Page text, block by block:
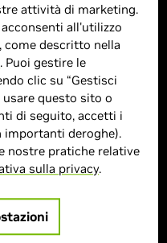
attività di marketing.
all'utilizzo
descritto nella
. Puoi gestire le
clic su “Gestisci
questo sito o
di seguito, accetti i
importanti deroghe).
nostre pratiche relative
sulla privacy.